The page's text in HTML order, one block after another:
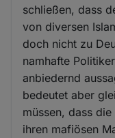
schließen, dass
von diversen
doch nicht zu
namhafte
anbiedernd
bedeutet aber
müssen, dass
ihren mafiösen